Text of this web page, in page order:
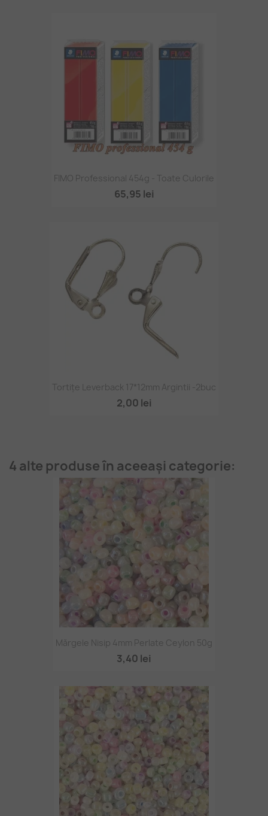
FIMO Professional 454g - Toate Culorile
65,95 lei
Tortițe Leverback 17*12mm Argintii -2buc
2,00 lei
4 alte produse în aceeași categorie:
Mărgele Nisip 4mm Perlate Ceylon 50g
3,40 lei